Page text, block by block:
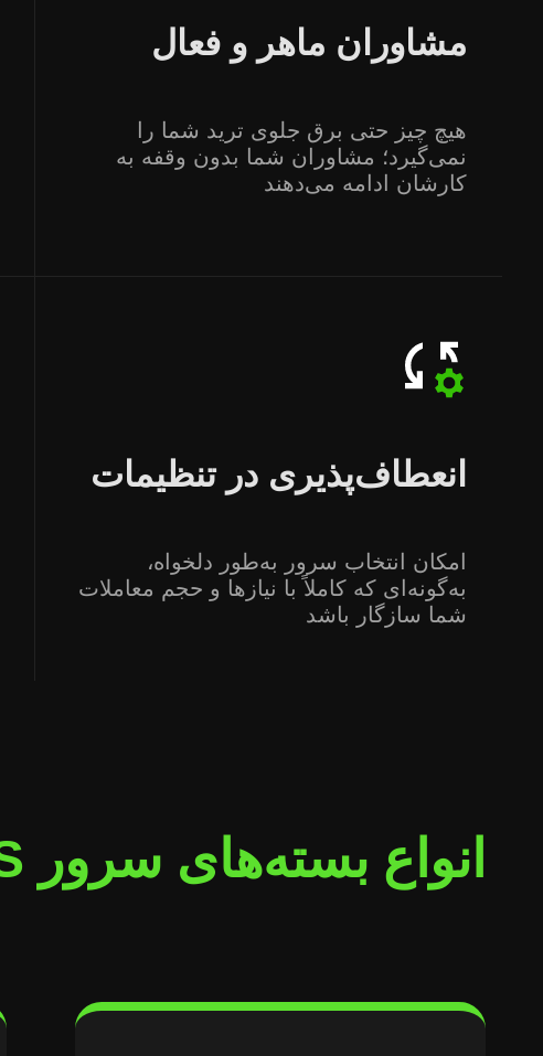
مشاوران ماهر و فعال
هیچ چیز حتی برق جلوی ترید شما را
نمی‌گیرد؛ مشاوران شما بدون وقفه به
کارشان ادامه می‌دهند
انعطاف‌پذیری در تنظیمات
امکان انتخاب سرور به‌طور دلخواه،
به‌گونه‌ای که کاملاً با نیازها و حجم معاملات
شما سازگار باشد
انواع بسته‌های سرور VPS